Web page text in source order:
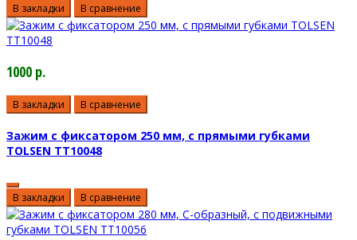
В закладки В сравнение
1000 р.
В закладки В сравнение
Зажим с фиксатором 250 мм, с прямыми губками
TOLSEN TT10048
В закладки В сравнение